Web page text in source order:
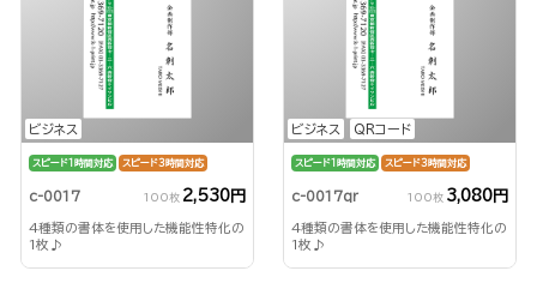
ビジネス
スピード1時間対応 スピード3時間対応
c-0017 100枚 2,530円
4種類の書体を使用した機能性特化の
1枚♪
ビジネス QRコード
スピード1時間対応 スピード3時間対応
c-0017qr 100枚 3,080円
4種類の書体を使用した機能性特化の
1枚♪